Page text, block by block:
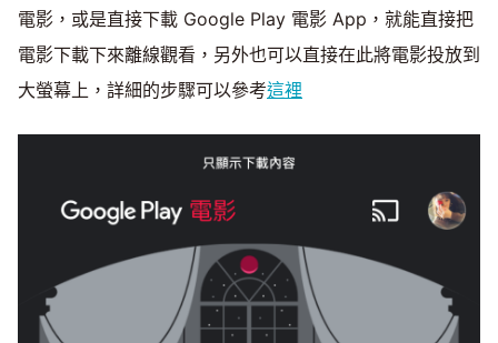
電影，或是直接下載 Google Play 電影 App，就能直接把
電影下載下來離線觀看，另外也可以直接在此將電影投放到
大螢幕上，詳細的步驟可以參考這裡